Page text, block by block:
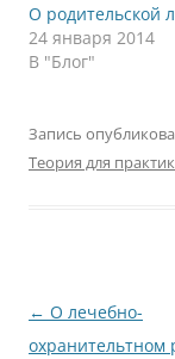
О родительской
24 января 2014
В "Блог"
Запись
Теория для
Навигация
по
← О лечебно-
охранительтном